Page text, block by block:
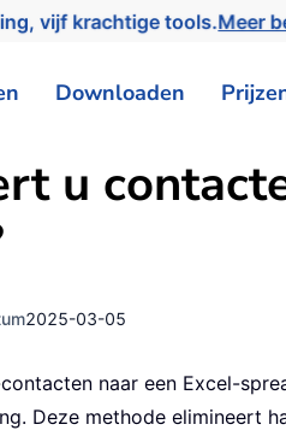
vijf krachtige tools.Meer
Downloaden
u
2025-03-05
naar een Excel-
Deze methode elimineert